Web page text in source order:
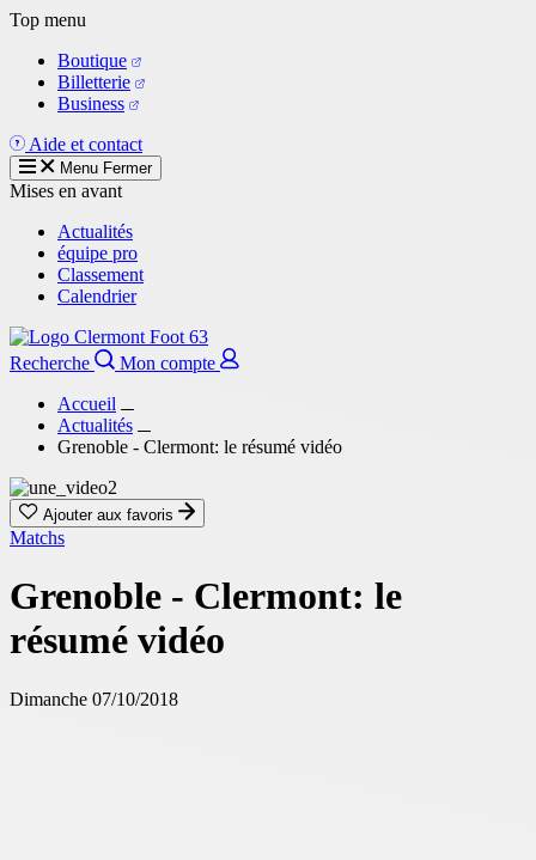
Aller
contenu
principal
Top menu
Boutique
Billetterie
Business
Aide et contact
Menu Fermer
Mises en avant
Actualités
équipe pro
Classement
Calendrier
Recherche
Mon compte
Accueil
Actualités
Grenoble - Clermont: le résumé vidéo
Ajouter aux favoris
Matchs
Grenoble - Clermont: le
résumé vidéo
Dimanche 07/10/2018